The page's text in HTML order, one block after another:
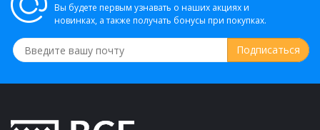
Вы будете первым узнавать о наших акциях и
новинках, а также получать бонусы при покупках.